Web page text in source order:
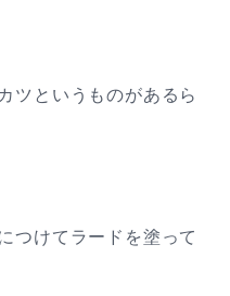
ツというものがあるら
つけてラードを塗って